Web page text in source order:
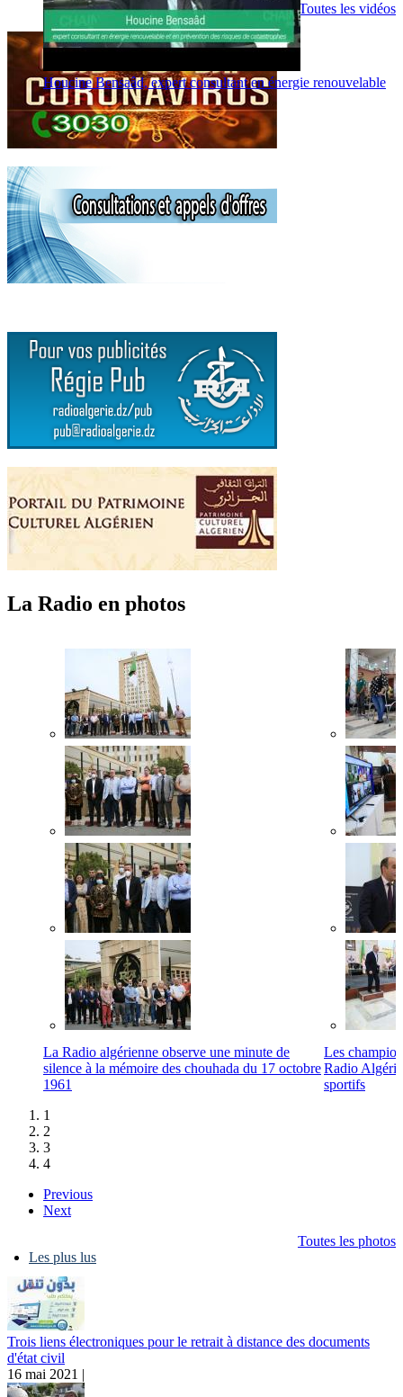
Houcine Bensaâd, expert consultant en énergie renouvelable
Toutes les vidéos
La Radio en photos
La Radio algérienne observe une minute de
silence à la mémoire des chouhada du 17 octobre
1961
Les
Radio
sportifs
1
2
3
4
Previous
Next
Toutes les photos
Les plus lus
Trois liens électroniques pour le retrait à distance des documents
d'état civil
16 mai 2021 |